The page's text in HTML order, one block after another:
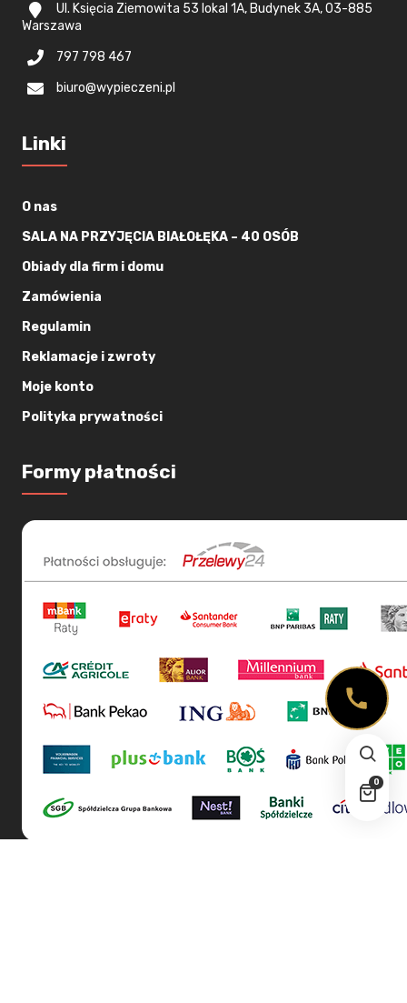
0
Ul. Księcia Ziemowita 53 lokal 1A, Budynek 3A, 03-885
Warszawa
797 798 467
biuro@wypieczeni.pl
Linki
O nas
SALA NA PRZYJĘCIA BIAŁOŁĘKA – 40 OSÓB
Obiady dla firm i domu
Zamówienia
Regulamin
Reklamacje i zwroty
Moje konto
Polityka prywatności
Formy płatności